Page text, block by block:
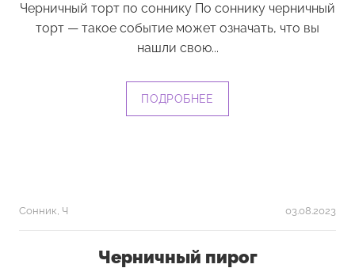
Черничный торт по соннику По соннику черничный
торт — такое событие может означать, что вы
нашли свою...
ПОДРОБНЕЕ
Сонник, Ч 03.08.2023
Черничный пирог